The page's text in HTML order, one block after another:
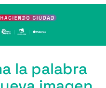
la palabra